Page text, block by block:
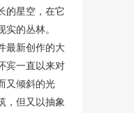
的星空，在它
的丛林。
最新创作的大
宾一直以来对
又倾斜的光
，但又以抽象